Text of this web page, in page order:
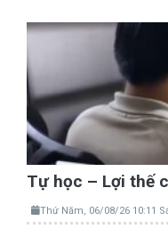
Tự học – Lợi thế
Thứ Năm, 06/08/26 10:11